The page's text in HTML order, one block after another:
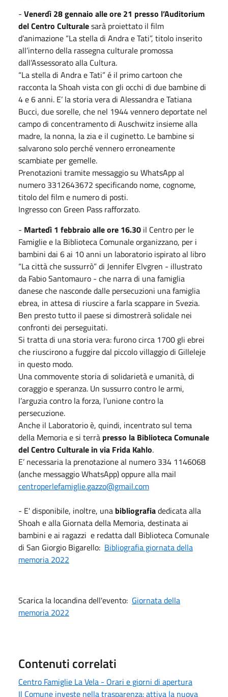
- Venerdì 28 gennaio alle ore 21 presso l’Auditorium
del Centro Culturalesarà proiettato il film
d’animazione “La stella di Andra e Tati”, titolo inserito
all’interno della rassegna culturale promossa
dall’Assessorato alla Cultura.
“La stella di Andra e Tati” é il primo cartoon che
racconta la Shoah vista con gli occhi di due bambine di
4 e 6 anni. E’ la storia vera di Alessandra e Tatiana
Bucci, due sorelle, che nel 1944 vennero deportate nel
campo di concentramento di Auschwitz insieme alla
madre, la nonna, la zia e il cuginetto. Le bambine si
salvarono solo perché vennero erroneamente
scambiate per gemelle.
Prenotazioni tramite messaggio su WhatsApp al
numero 3312643672 specificando nome, cognome,
titolo del film e numero di posti.
Ingresso con Green Pass rafforzato.
- Martedì 1 febbraio alle ore 16.30 il Centro per le
Famiglie e la Biblioteca Comunale organizzano, per i
bambini dai 6 ai 10 anni un laboratorio ispirato al libro
“La città che sussurrò” di Jennifer Elvgren - illustrato
da Fabio Santomauro - che narra di una famiglia
danese che nasconde dalle persecuzioni una famiglia
ebrea, in attesa di riuscire a farla scappare in Svezia.
Ben presto tutto il paese si dimostrerà solidale nei
confronti dei perseguitati.
Si tratta di una storia vera: furono circa 1700 gli ebrei
che riuscirono a fuggire dal piccolo villaggio di Gilleleje
in questo modo.
Una commovente storia di solidarietà e umanità, di
coraggio e speranza. Un sussurro contro le armi,
l’arguzia contro la forza, l’unione contro la
persecuzione.
Anche il Laboratorio è, quindi, incentrato sul tema
della Memoria e si terrà presso la Biblioteca Comunale
del Centro Culturale in via Frida Kahlo.
E’ necessaria la prenotazione al numero 334 1146068
(anche messaggio WhatsApp) oppure alla mail
centroperlefamiglie.gazzo@gmail.com
- E' disponibile, inoltre, una bibliografiadedicata alla
Shoah e alla Giornata della Memoria, destinata ai
bambini e ai ragazzi e redatta dall Biblioteca Comunale
di San Giorgio Bigarello: Bibliografia giornata della
memoria 2022
Scarica la locandina dell'evento: Giornata della
memoria 2022
Contenuti correlati
Centro Famiglie La Vela - Orari e giorni di apertura
Il Comune investe nella trasparenza: attiva la nuova